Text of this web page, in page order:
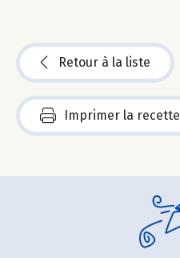
Retour à la liste
Imprimer la recette